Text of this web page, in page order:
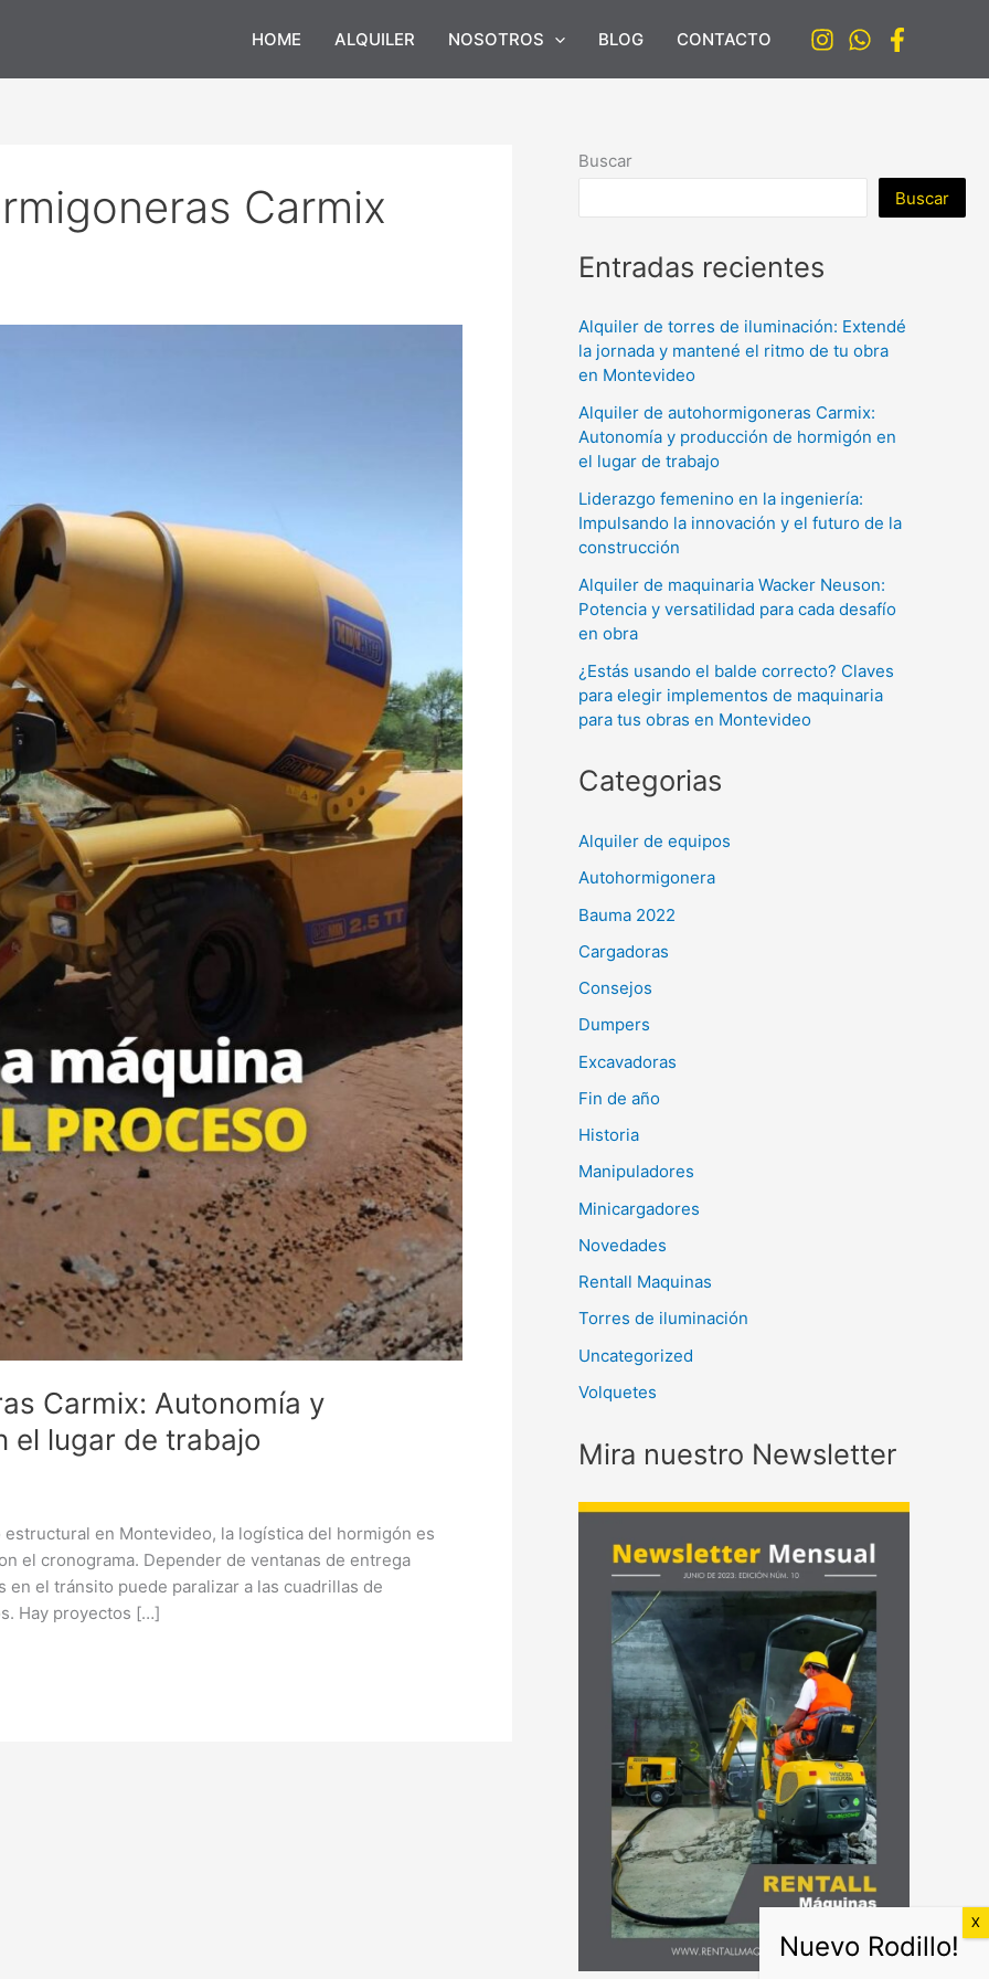
HOME ALQUILER NOSOTROS BLOG CONTACTO
Carmix
Carmix: Autonomía y
el lugar de trabajo
en Montevideo, la logística del hormigón es
el cronograma. Depender de ventanas de entrega
el tránsito puede paralizar a las cuadrillas de
Hay proyectos […]
Buscar
Buscar
Entradas recientes
Alquiler de torres de iluminación: Extendé
la jornada y mantené el ritmo de tu obra
en Montevideo
Alquiler de autohormigoneras Carmix:
Autonomía y producción de hormigón en
el lugar de trabajo
Liderazgo femenino en la ingeniería:
Impulsando la innovación y el futuro de la
construcción
Alquiler de maquinaria Wacker Neuson:
Potencia y versatilidad para cada desafío
en obra
¿Estás usando el balde correcto? Claves
para elegir implementos de maquinaria
para tus obras en Montevideo
Categorias
Alquiler de equipos
Autohormigonera
Bauma 2022
Cargadoras
Consejos
Dumpers
Excavadoras
Fin de año
Historia
Manipuladores
Minicargadores
Novedades
Rentall Maquinas
Torres de iluminación
Uncategorized
Volquetes
Mira nuestro Newsletter